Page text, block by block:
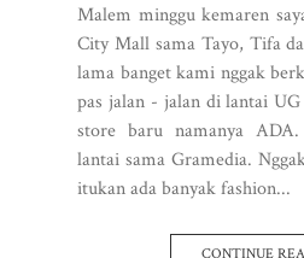
Malem minggu kemaren
City Mall sama Tayo, Tifa
lama banget kami nggak
pas jalan - jalan di lantai
store baru namanya
lantai sama Gramedia.
itukan ada banyak fashion...
CONTINUE